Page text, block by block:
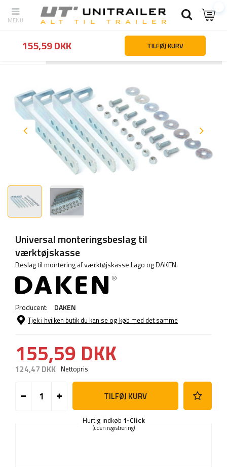
Lastsikring Værktøjskasser og beholdere
Universal monteringsbeslag til
værktøjskasse
Beslag til montering af værktøjskasse Lago og DAKEN.
Producent: DAKEN
Tjek i hvilken butik du kan se og køb med det samme
155,59 DKK
124,47 DKK Nettopris
TILFØJ KURV
Hurtig indkøb 1-Click
(uden registrering)
155,59 DKK TILFØJ KURV